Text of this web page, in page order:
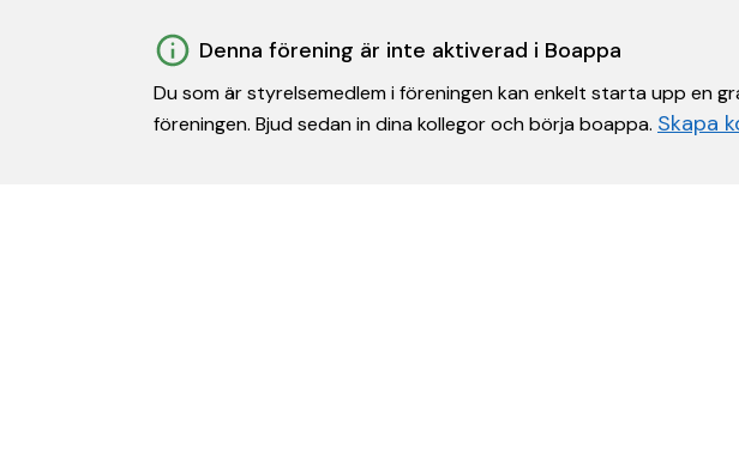
Denna förening är inte aktiverad i Boappa
Du som är styrelsemedlem i föreningen kan enkelt starta upp en
föreningen. Bjud sedan in dina kollegor och börja boappa. Skapa